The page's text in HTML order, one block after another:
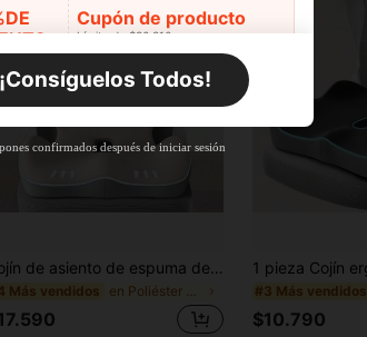
Cojín de asiento de espuma de memoria en forma de L, diseño ergonómico para conductores de coche y camión, alivia la ciática y el dolor de espalda, adecuado para silla de oficina, conducción de larga distancia, silla de juegos, comodidad todo el día
Más vendidos #3 Más vendidos
$10.790
Cupón de producto
Límite de $36.316
Cupón de producto
Límite de $36.316
Límite de $49.353
Por tiempo limitado
¡Consíguelos Todos!
confirmados después de iniciar sesión